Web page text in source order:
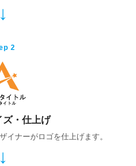
2
ズ・仕上げ
イナーがロゴを仕上げます。